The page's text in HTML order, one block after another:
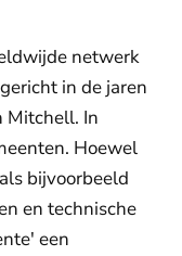
netwerk
in de jaren
Mitchell. In
Hoewel
bijvoorbeeld
en technische
een